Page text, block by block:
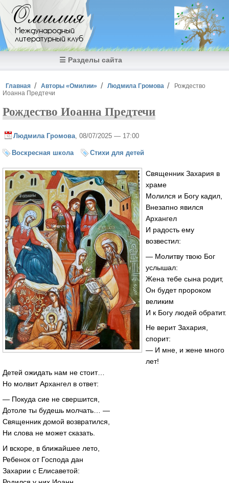
Перейти к основному содержанию
Омилия
Международный
литературный клуб
☰ Разделы сайта
Вы здесь
Главная Авторы «Омилии» Людмила Громова
Рождество
Иоанна Предтечи
Рождество Иоанна Предтечи
Людмила Громова , 08/07/2025 — 17:00
Воскресная школа Стихи для детей
Священник Захария в
храме
Молился и Богу кадил,
Внезапно явился
Архангел
И радость ему
возвестил:
— Молитву твою Бог
услышал:
Жена тебе сына родит,
Он будет пророком
великим
И к Богу людей обратит.
Не верит Захария,
спорит:
— И мне, и жене много
лет!
Детей ожидать нам не стоит…
Но молвит Архангел в ответ:
— Покуда сие не свершится,
Дотоле ты будешь молчать… —
Священник домой возвратился,
Ни слова не может сказать.
И вскоре, в ближайшее лето,
Ребенок от Господа дан
Захарии с Елисаветой: